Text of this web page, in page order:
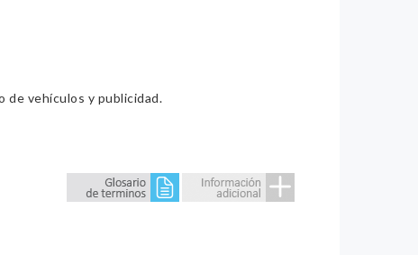
de vehículos y publicidad.